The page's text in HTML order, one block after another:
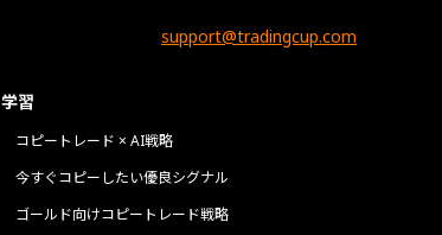
support@tradingcup.com
学習
コピートレード × AI戦略
今すぐコピーしたい優良シグナル
ゴールド向けコピートレード戦略